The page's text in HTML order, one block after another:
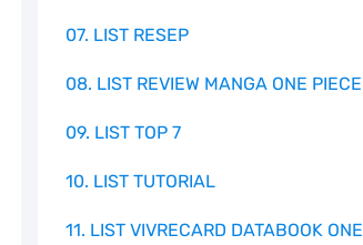
07. LIST RESEP
08. LIST REVIEW MANGA ONE PIECE
09. LIST TOP 7
10. LIST TUTORIAL
11. LIST VIVRECARD DATABOOK ONE